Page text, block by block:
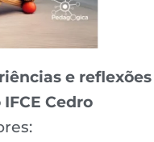
e reflexões
Cedro